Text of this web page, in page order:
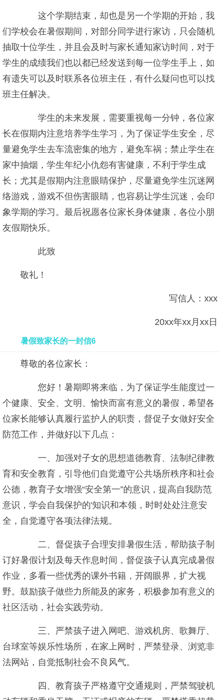
这个学期结束，却也是另一个学期的开始，我
们学校会在暑假期间，对部分同学进行家访，只会随机
抽取十位学生，并且会及时与家长通知家访时间，对于
学生的成绩我们也以都已经发送到每一位学生手上，如
有遗失可以及时联系各位班主任，有什么疑问也可以找
班主任解决。
学生的未来发展，需要重视每一分钟，各位家
长在假期内注意培养学生学习，为了保证学生安全，尽
量避免学生去车流密集的地方，避免车祸；禁止学生在
家中抽烟，学生年纪小仇怨有害健康，不利于学生成
长；尤其是假期内注意眼睛保护，尽量避免学生沉迷网
络游戏，游戏不但伤害眼睛，也容易让学生沉迷，会印
象学期的学习。最后祝愿各位家长身体健康，各位小朋
友假期快乐。
此致
敬礼！
写信人：xxx
20xx年xx月xx日
暑假致家长的一封信6
尊敬的各位家长：
您好！暑期即将来临，为了保证学生能度过一
个健康、安全、文明、愉快而富有意义的暑假，希望各
位家长能够认真履行监护人的职责，督促子女做好安全
防范工作，并做好以下几点：
一、加强对子女的思想道德教育、法制纪律教
育和安全教育，引导他们自觉遵守公共场所秩序和社会
公德，教育子女增强“安全第一”的意识，提高自我防范
意识，学会自我保护的'知识和本领，时时处处注意安
全，自觉遵守各项法律法规。
二、督促孩子合理安排暑假生活，帮助孩子制
订好暑假计划及每天作息时间，督促孩子认真完成暑假
作业，多看一些优秀的课外书籍，开阔眼界，扩大视
野。鼓励孩子做些力所能及的家务，积极参加有意义的
社区活动，社会实践劳动。
三、严禁孩子进入网吧、游戏机房、歌舞厅、
台球室等娱乐性场所，在家上网时，严禁登录、浏览非
法网站，自觉抵制社会不良风气。
四、教育孩子严格遵守交通规则，严禁驾驶机